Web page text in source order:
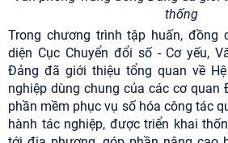
thống
Trong chương trình tập huấn, đồng
diện Cục Chuyển đổi số - Cơ yếu,
Đảng đã giới thiệu tổng quan về
nghiệp dùng chung của các cơ quan
phần mềm phục vụ số hóa công tác
hành tác nghiệp, được triển khai